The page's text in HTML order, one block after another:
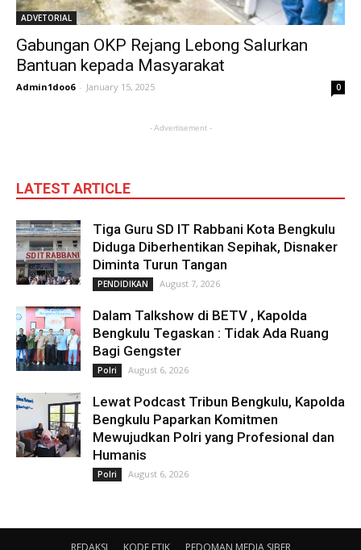
ADVETORIAL
Gabungan OKP Rejang Lebong Salurkan
Bantuan kepada Masyarakat
Admin1doo6 - January 15, 2025 0
- Advertisement -
LATEST ARTICLE
Tiga Guru SD IT Rabbani Kota Bengkulu
Diduga Diberhentikan Sepihak, Disnaker
Diminta Turun Tangan
PENDIDIKAN August 7, 2026
Dalam Talkshow di BETV , Kapolda
Bengkulu Tegaskan : Tidak Ada Ruang
Bagi Gengster
Polri August 6, 2026
Lewat Podcast Tribun Bengkulu, Kapolda
Bengkulu Paparkan Komitmen
Mewujudkan Polri yang Profesional dan
Humanis
Polri August 6, 2026
REDAKSI KODE ETIK PEDOMAN MEDIA SIBER